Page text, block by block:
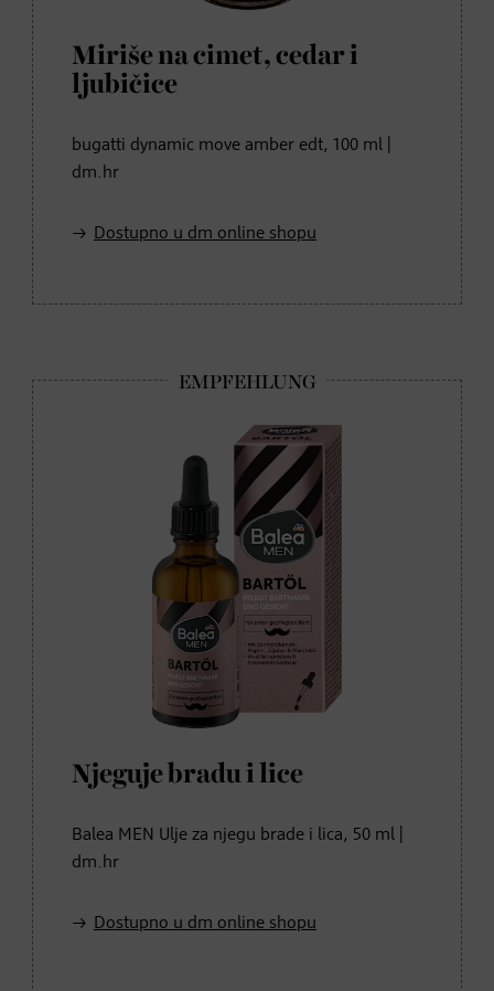
Miriše na cimet, cedar i
ljubičice
bugatti dynamic move amber edt, 100 ml |
dm.hr
Dostupno u dm online shopu
Njeguje bradu i lice
Balea MEN Ulje za njegu brade i lica, 50 ml |
dm.hr
Dostupno u dm online shopu